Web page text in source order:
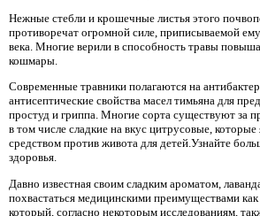
Нежные стебли и крошечные листья этого
противоречат огромной силе, приписываемой
века. Многие верили в способность травы
кошмары.
Современные травники полагаются на
антисептические свойства масел тимьяна для
простуд и гриппа. Многие сорта существуют за
в том числе сладкие на вкус цитрусовые,
средством против живота для детей.Узнайте
здоровья.
Давно известная своим сладким ароматом,
похвастаться медицинскими преимуществами как
который, согласно некоторым исследованиям,